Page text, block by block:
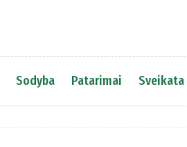
Sodyba Patarimai Sveikata